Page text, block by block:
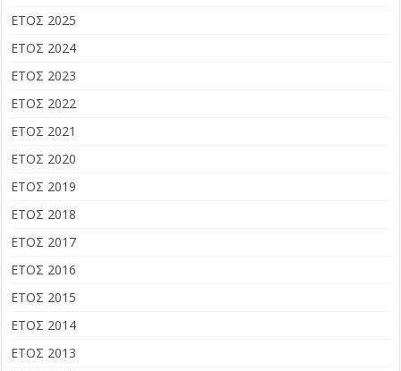
ΕΤΟΣ 2025
ΕΤΟΣ 2024
ΕΤΟΣ 2023
ΕΤΟΣ 2022
ΕΤΟΣ 2021
ΕΤΟΣ 2020
ΕΤΟΣ 2019
ΕΤΟΣ 2018
ΕΤΟΣ 2017
ΕΤΟΣ 2016
ΕΤΟΣ 2015
ΕΤΟΣ 2014
ΕΤΟΣ 2013